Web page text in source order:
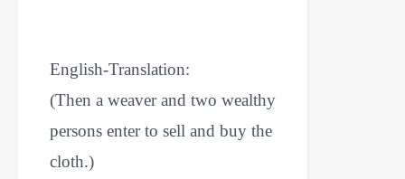
English-Translation:
(Then a weaver and two wealthy
persons enter to sell and buy the
cloth.)